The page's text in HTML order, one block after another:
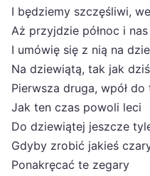
I będziemy szczęśliwi,
Aż przyjdzie północ i
I umówię się z nią na
Na dziewiątą, tak jak dziś
Pierwsza druga, wpół do
Jak ten czas powoli leci
Do dziewiątej jeszcze
Gdyby zrobić jakieś
Ponakręcać te zegary